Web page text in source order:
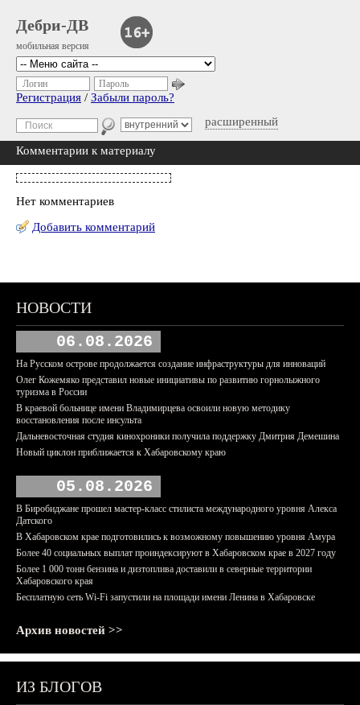
Дебри-ДВ
мобильная версия
расширенный
Логин Пароль
Регистрация / Забыли пароль?
Комментарии к материалу
Нет комментариев
Добавить комментарий
НОВОСТИ
06.08.2026
На Русском острове продолжается создание инфраструктуры для инноваций
Олег Кожемяко представил новые инициативы по развитию горнолыжного
туризма в России
В краевой больнице имени Владимирцева освоили новую методику
восстановления после инсульта
Дальневосточная студия кинохроники получила поддержку Дмитрия Демешина
Новый циклон приближается к Хабаровскому краю
05.08.2026
В Биробиджане прошел мастер-класс стилиста международного уровня Алекса
Датского
В Хабаровском крае подготовились к возможному повышению уровня Амура
Более 40 социальных выплат проиндексируют в Хабаровском крае в 2027 году
Более 1 000 тонн бензина и дизтоплива доставили в северные территории
Хабаровского края
Бесплатную сеть Wi-Fi запустили на площади имени Ленина в Хабаровске
Архив новостей >>
ИЗ БЛОГОВ